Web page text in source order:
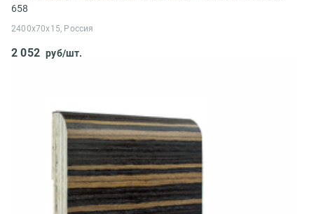
658
2400x70x15, Россия
2 052 руб/шт.